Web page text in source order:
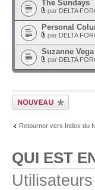
The Sundays
par DELTA
Personal
par DELTA
Suzanne Vega
par DELTA
Ecrire un nouveau
sujet
Retourner vers Index du
QUI EST